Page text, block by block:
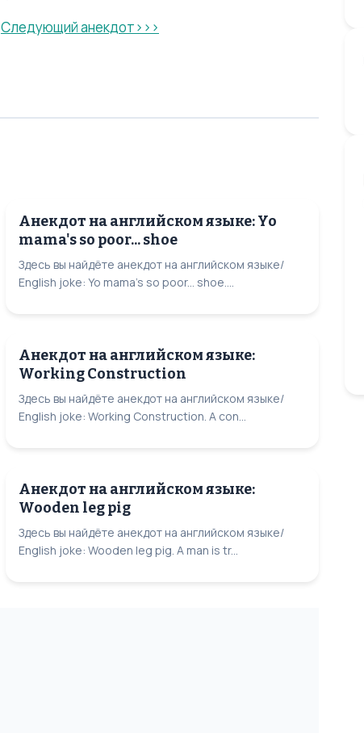
Следующий анекдот>>>
Анекдот на английском языке: Yo
mama's so poor... shoe
Здесь вы найдёте анекдот на английском языке/
English joke: Yo mama's so poor... shoe....
Анекдот на английском языке:
Working Construction
Здесь вы найдёте анекдот на английском языке/
English joke: Working Construction. A con...
Анекдот на английском языке:
Wooden leg pig
Здесь вы найдёте анекдот на английском языке/
English joke: Wooden leg pig. A man is tr...